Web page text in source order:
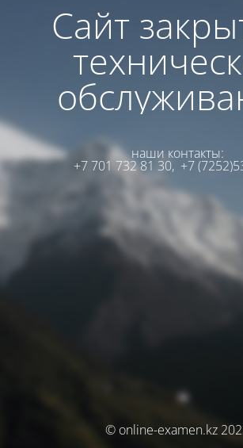
Сайт
наши контакты:
+7 701 732 81 30, +7
© online-examen.kz